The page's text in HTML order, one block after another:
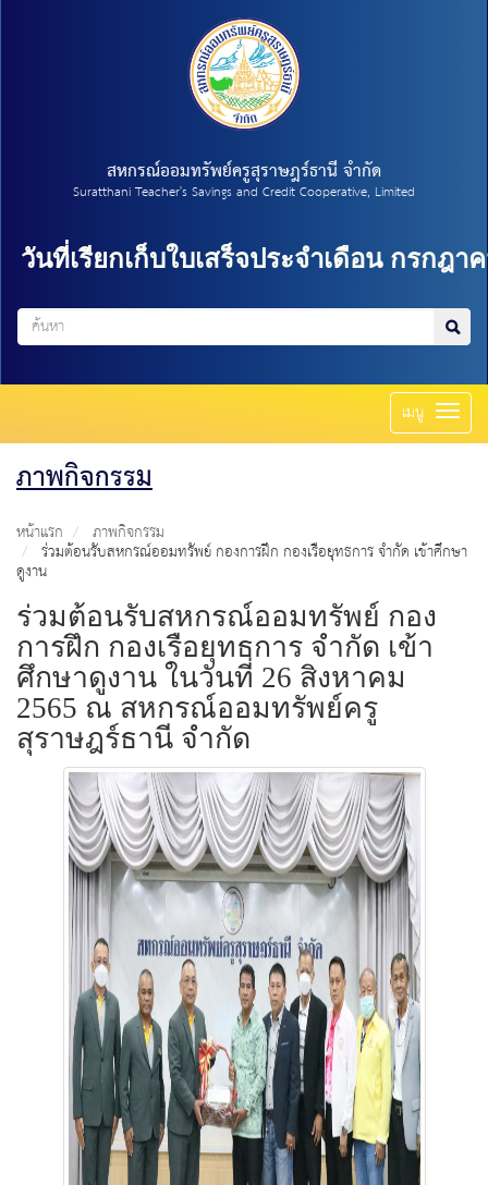
สหกรณ์ออมทรัพย์ครูสุราษฎร์ธานี จำกัด
Suratthani Teacher's Savings and Credit Cooperative, Limited
เสร็จประจำเดือน กรกฎาคม 2569=>บำ
เมนู Toggle
ภาพกิจกรรม
หน้าแรก ภาพกิจกรรม
ร่วมต้อนรับสหกรณ์ออมทรัพย์ กองการฝึก กองเรือยุทธการ จำกัด เข้าศึกษา
ดูงาน
ร่วมต้อนรับสหกรณ์ออมทรัพย์ กอง
การฝึก กองเรือยุทธการ จำกัด เข้า
ศึกษาดูงาน ในวันที่ 26 สิงหาคม
2565 ณ สหกรณ์ออมทรัพย์ครู
สุราษฎร์ธานี จำกัด